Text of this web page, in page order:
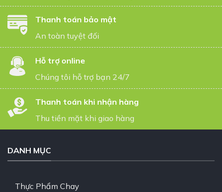
Thanh toán bảo mật
An toàn tuyệt đối
Hỗ trợ online
Chúng tôi hỗ trợ bạn 24/7
Thanh toán khi nhận hàng
Thu tiền mặt khi giao hàng
DANH MỤC
Thực Phẩm Chay